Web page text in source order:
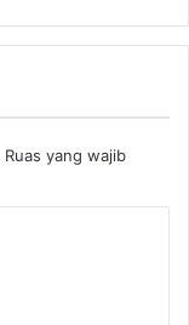
Ruas yang wajib